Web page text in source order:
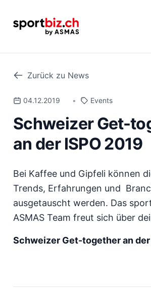
Zurück zu News
04.12.2019 • Events
Schweizer Get-
an der ISPO 2019
Bei Kaffee und Gipfeli können
Trends, Erfahrungen und
ausgetauscht werden. Das
ASMAS Team freut sich über
Schweizer Get-together an der